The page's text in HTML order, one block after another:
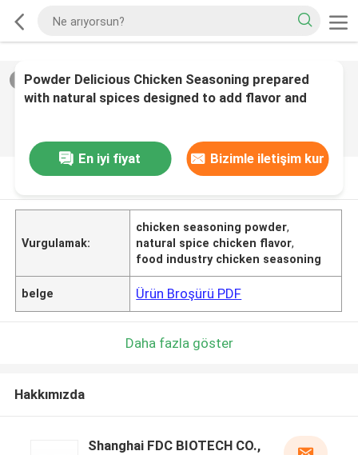
/0
Powder Delicious Chicken Seasoning prepared
with natural spices designed to add flavor and
En iyi fiyat
Bizimle iletişim kur
ÜRüN AçıKLAMASı
Vurgulamak:
chicken seasoning powder,
natural spice chicken flavor,
food industry chicken seasoning
belge Ürün Broşürü PDF
Daha fazla göster
Hakkımızda
Shanghai FDC BIOTECH CO.,